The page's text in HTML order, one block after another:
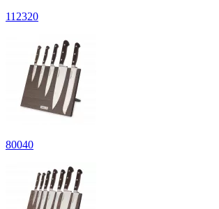
112320
80040